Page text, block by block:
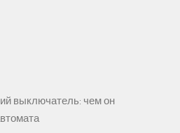
выключатель: чем он